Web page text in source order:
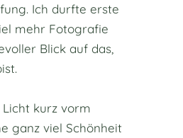
Ich durfte erste
mehr Fotografie
Blick auf das,
kurz vorm
ganz viel Schönheit